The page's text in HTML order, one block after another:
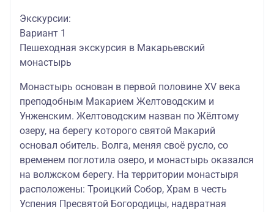
Экскурсии:
Вариант 1
Пешеходная экскурсия в Макарьевский
монастырь
Монастырь основан в первой половине XV века
преподобным Макарием Желтоводским и
Унженским. Желтоводским назван по Жёлтому
озеру, на берегу которого святой Макарий
основал обитель. Волга, меняя своё русло, со
временем поглотила озеро, и монастырь оказался
на волжском берегу. На территории монастыря
расположены: Троицкий Собор, Храм в честь
Успения Пресвятой Богородицы, надвратная